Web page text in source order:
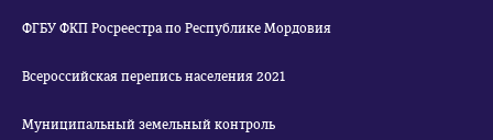
ФГБУ ФКП Росреестра по Республике Мордовия
Всероссийская перепись населения 2021
Муниципальный земельный контроль